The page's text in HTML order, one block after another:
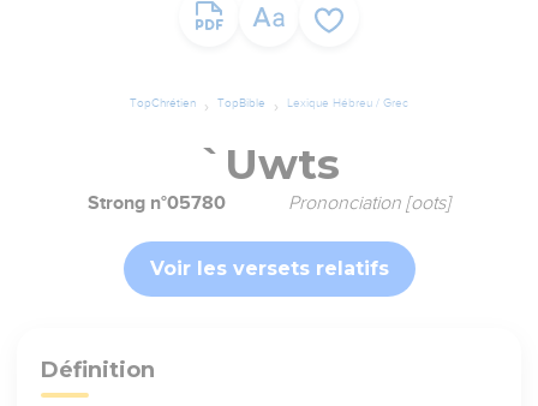
TopChrétien TopBible Lexique Hébreu / Grec
`Uwts
Strong n°05780 Prononciation [oots]
Voir les versets relatifs
Définition